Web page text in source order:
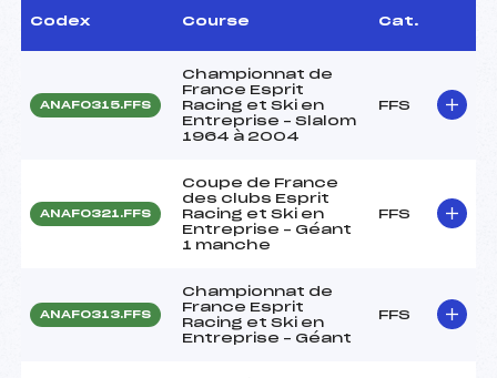
Codex Course Cat.
ANAF0315.FFS
Championnat de
France Esprit
Racing et Ski en
Entreprise – Slalom
1964 à 2004
FFS
ANAF0321.FFS
Coupe de France
des clubs Esprit
Racing et Ski en
Entreprise – Géant
1 manche
FFS
ANAF0313.FFS
Championnat de
France Esprit
Racing et Ski en
Entreprise – Géant
FFS